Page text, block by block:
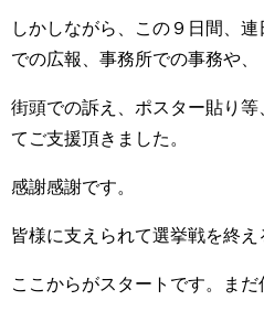
しかしながら、この９日間、
での広報、事務所での事務や、
街頭での訴え、ポスター貼り
てご支援頂きました。
感謝感謝です。
皆様に支えられて選挙戦を終え
ここからがスタートです。まだ